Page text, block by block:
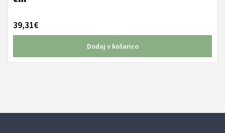
39,31€
Dodaj v košarico